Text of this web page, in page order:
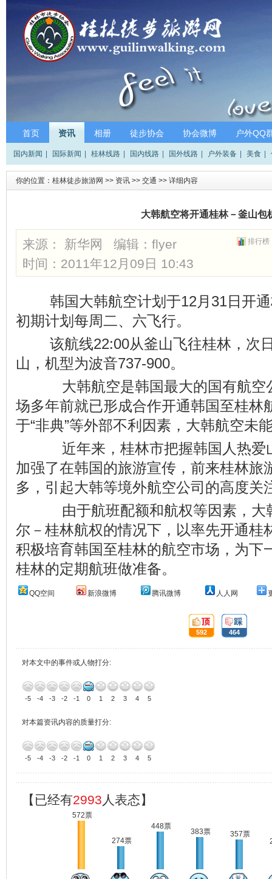
首页 资讯 相册 徒步协会 协会微博 户外QQ
国内新闻 国际新闻 桂林线路 国内线路 国外线路 户外装备 美食
你的位置： 桂林徒步旅游网 >> 资讯 >> 交通 >> 详细内容
大韩航空将开通桂林－釜山包
排行榜
来源： 新华网 编辑： flyer
时间：2011年12月09日 10:43
韩国大韩航空计划于12月31日开
初期计划每周二、六飞行。
该航线22:00从釜山飞往桂林，次
山，机型为波音737-900。
大韩航空是韩国最大的国有航空
场多年前就已形成合作开通韩国至桂林
于“非典”等外部不利因素，大韩航空未
近年来，桂林市把握韩国人热爱
加强了在韩国的旅游宣传，前来桂林旅
多，引起大韩等境外航空公司的高度关
由于航班配额和航权等因素，大
尔－桂林航权的情况下，以率先开通桂
积极培育韩国至桂林的航空市场，为下
桂林的定期航班做准备。
QQ空间 新浪微博 腾讯微博 人人网
顶:
592
踩:
464
对本文中的事件或人物打分:
-5 -4 -3 -2 -1 0 1 2 3 4 5
对本篇资讯内容的质量打分:
-5 -4 -3 -2 -1 0 1 2 3 4 5
【已经有2993 人表态】
572票
274票
448票
383票 357票